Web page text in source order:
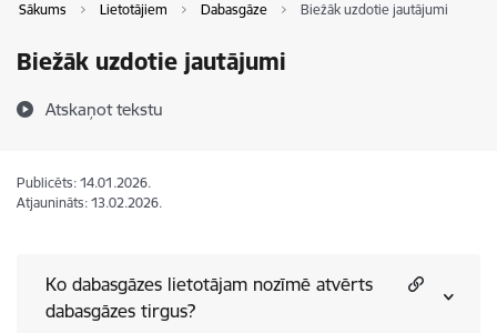
Sākums Lietotājiem Dabasgāze Biežāk uzdotie jautājumi
Biežāk uzdotie jautājumi
Atskaņot tekstu
Publicēts: 14.01.2026.
Atjaunināts: 13.02.2026.
Ko dabasgāzes lietotājam nozīmē atvērts
dabasgāzes tirgus?